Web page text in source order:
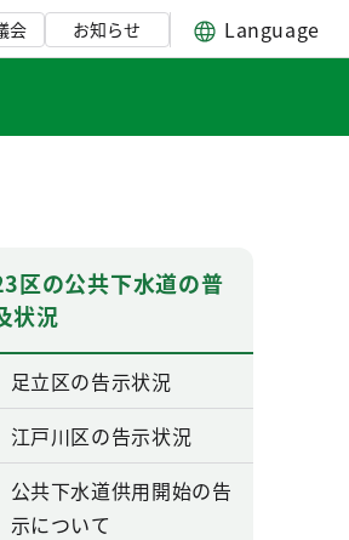
会 お知らせ Language
区の公共下水道の普
状況
足立区の告示状況
江戸川区の告示状況
公共下水道供用開始の告
示について